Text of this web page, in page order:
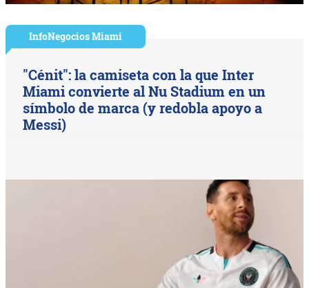
InfoNegocios Miami
"Cénit": la camiseta con la que Inter
Miami convierte al Nu Stadium en un
símbolo de marca (y redobla apoyo a
Messi)